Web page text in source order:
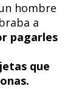
hombre
a
pagarles
que